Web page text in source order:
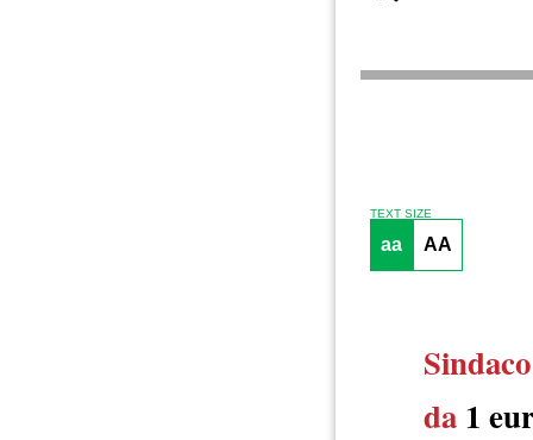
TEXT SIZE
aa AA
Sindaco
da 1